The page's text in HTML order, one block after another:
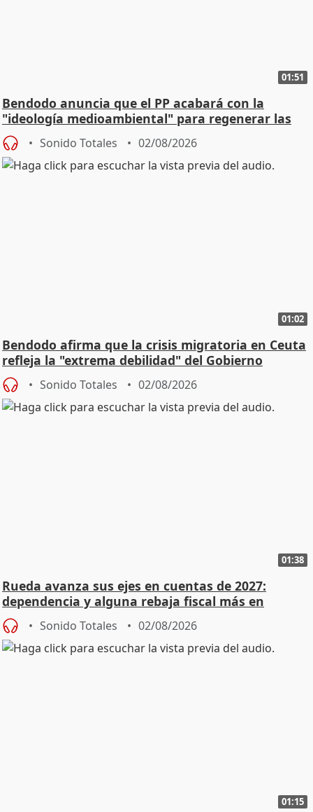
01:51
Bendodo anuncia que el PP acabará con la
"ideología medioambiental" para regenerar las
playas
Sonido Totales 02/08/2026
01:02
Bendodo afirma que la crisis migratoria en Ceuta
refleja la "extrema debilidad" del Gobierno
Sonido Totales 02/08/2026
01:38
Rueda avanza sus ejes en cuentas de 2027:
dependencia y alguna rebaja fiscal más en
vivienda
Sonido Totales 02/08/2026
01:15